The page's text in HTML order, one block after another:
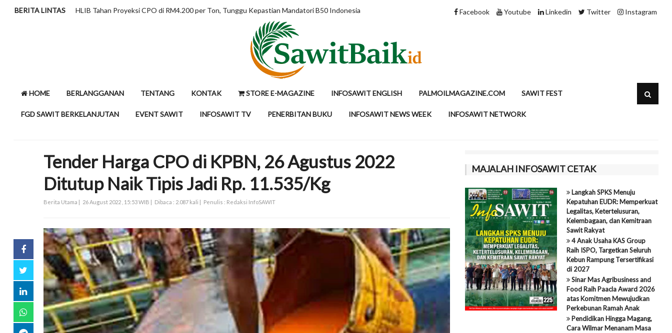
BERITA LINTAS Minyak Sawit dan Kolesterol, Meluruskan Persepsi dengan Data Speciality Fats Sawit, Rahasia di Balik Produk Pangan Modern
Instagram
Twitter
Linkedin
Youtube
Facebook
HOME BERLANGGANAN TENTANG KONTAK STORE E-MAGAZINE INFOSAWIT ENGLISH PALMOILMAGAZINE.COM SAWIT FEST
FGD SAWIT BERKELANJUTAN EVENT SAWIT INFOSAWIT TV PENERBITAN BUKU INFOSAWIT NEWS WEEK INFOSAWIT NETWORK
Tender Harga CPO di KPBN, 26 Agustus 2022
Ditutup Naik Tipis Jadi Rp. 11.535/Kg
Berita Utama | 26 August 2022 , 15:53 WIB | Dibaca : 2.087 kali | Penulis : Redaksi InfoSAWIT
MAJALAH INFOSAWIT CETAK
Langkah SPKS Menuju
Kepatuhan EUDR: Memperkuat
Legalitas, Ketertelusuran,
Kelembagaan, dan Kemitraan
Sawit Rakyat
4 Anak Usaha KAS Group
Raih ISPO, Targetkan Seluruh
Kebun Rampung Tersertifikasi
di 2027
Sinar Mas Agribusiness and
Food Raih Paacla Award 2026
atas Komitmen Mewujudkan
Perkebunan Ramah Anak
Pendidikan Hingga Magang,
Cara Wilmar Menanam Masa